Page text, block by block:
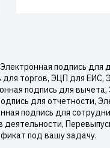
подпись
торгов, ЭЦП для ЕИС,
подпись для
для отчетности,
подпись для
под вашу задачу.